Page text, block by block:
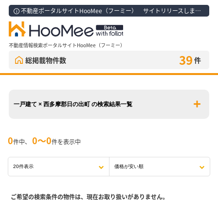
不動産ポータルサイトHooMee（フーミー） サイトリリースしました！
不動産情報検索ポータルサイトHooMee（フーミー）
総掲載物件数 39 件
一戸建て × 西多摩郡日の出町 の検索結果一覧
0件中、 0〜0件を表示中
ご希望の検索条件の物件は、現在お取り扱いがありません。